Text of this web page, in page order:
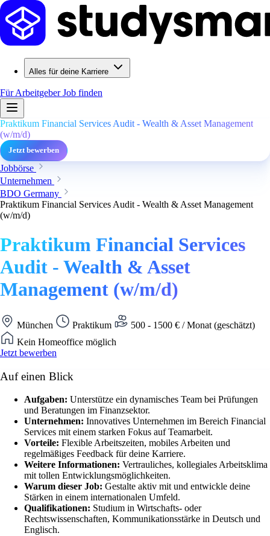
Alles für deine Karriere
Für ArbeitgeberJob finden
Praktikum Financial Services Audit - Wealth & Asset Management
(w/m/d)
Jetzt bewerben
Jobbörse
Unternehmen
BDO Germany
Praktikum Financial Services Audit - Wealth & Asset Management
(w/m/d)
Praktikum Financial Services
Audit - Wealth & Asset
Management (w/m/d)
München Praktikum
500 - 1500 € / Monat (geschätzt)
Kein Homeoffice möglich
Jetzt bewerben
Auf einen Blick
Aufgaben: Unterstütze ein dynamisches Team bei Prüfungen
und Beratungen im Finanzsektor.
Unternehmen: Innovatives Unternehmen im Bereich Financial
Services mit einem starken Fokus auf Teamarbeit.
Vorteile: Flexible Arbeitszeiten, mobiles Arbeiten und
regelmäßiges Feedback für deine Karriere.
Weitere Informationen: Vertrauliches, kollegiales Arbeitsklima
mit tollen Entwicklungsmöglichkeiten.
Warum dieser Job: Gestalte aktiv mit und entwickle deine
Stärken in einem internationalen Umfeld.
Qualifikationen: Studium in Wirtschafts- oder
Rechtswissenschaften, Kommunikationsstärke in Deutsch und
Englisch.